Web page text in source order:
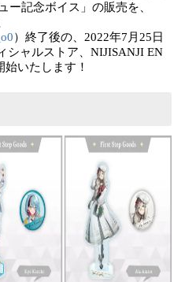
ー記念ボイス」の販売を、
）終了後の、2022年7月25日
シャルストア、NIJISANJI EN
いたします！